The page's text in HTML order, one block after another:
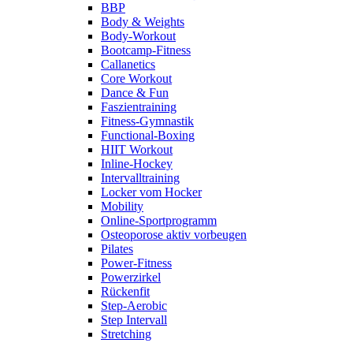
BBP
Body & Weights
Body-Workout
Bootcamp-Fitness
Callanetics
Core Workout
Dance & Fun
Faszientraining
Fitness-Gymnastik
Functional-Boxing
HIIT Workout
Inline-Hockey
Intervalltraining
Locker vom Hocker
Mobility
Online-Sportprogramm
Osteoporose aktiv vorbeugen
Pilates
Power-Fitness
Powerzirkel
Rückenfit
Step-Aerobic
Step Intervall
Stretching